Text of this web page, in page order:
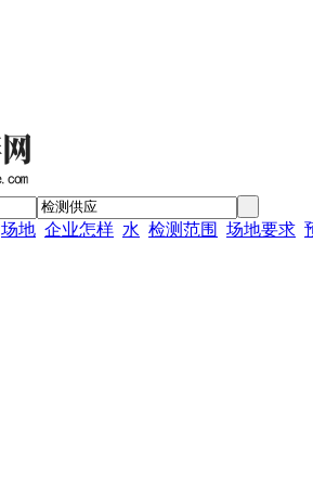
场地 企业怎样 水 检测范围 场地要求